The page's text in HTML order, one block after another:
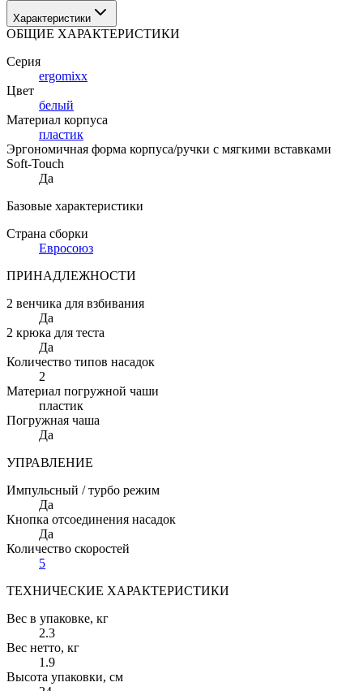
Характеристики
ОБЩИЕ ХАРАКТЕРИСТИКИ
Серия
ergomixx
Цвет
белый
Материал корпуса
пластик
Эргономичная форма корпуса/ручки с мягкими вставками
Soft-Touch
Да
Базовые характеристики
Страна сборки
Евросоюз
ПРИНАДЛЕЖНОСТИ
2 венчика для взбивания
Да
2 крюка для теста
Да
Количество типов насадок
2
Материал погружной чаши
пластик
Погружная чаша
Да
УПРАВЛЕНИЕ
Импульсный / турбо режим
Да
Кнопка отсоединения насадок
Да
Количество скоростей
5
ТЕХНИЧЕСКИЕ ХАРАКТЕРИСТИКИ
Вес в упаковке, кг
2.3
Вес нетто, кг
1.9
Высота упаковки, см